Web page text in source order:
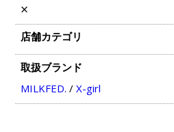
×
店舗カテゴリ
取扱ブランド
MILKFED. / X-girl